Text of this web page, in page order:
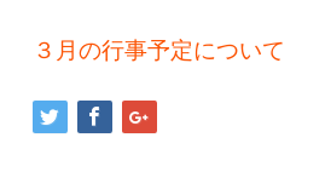
３月の行事予定について